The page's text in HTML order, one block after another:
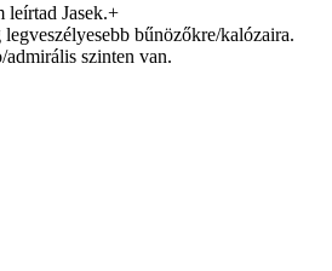
leírtad Jasek.+
bűnözőkre/kalózaira.
szinten van.